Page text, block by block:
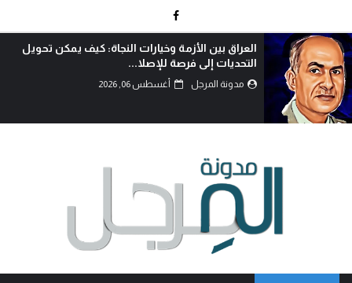
الوطنجية… عندما يُستغل علم العراق لإثارة الفتنة..!
مدونة المرجل أغسطس 06, 2026